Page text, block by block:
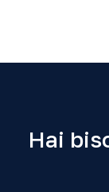
Hai